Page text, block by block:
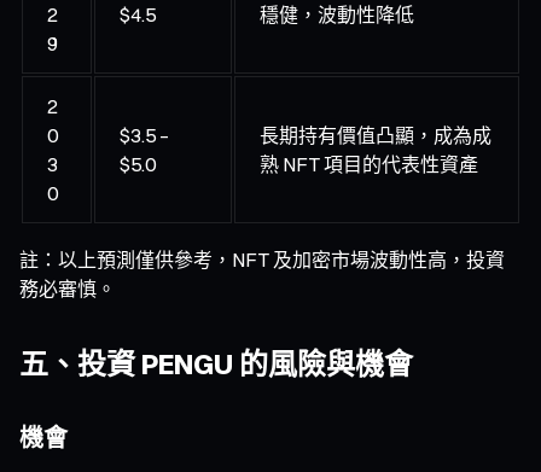
2
9
$4.5
穩健，波動性降低
2
0
3
0
$3.5 –
$5.0
長期持有價值凸顯，成為成
熟 NFT 項目的代表性資產
註：以上預測僅供參考，NFT 及加密市場波動性高，投資
務必審慎。
五、投資 PENGU 的風險與機會
機會